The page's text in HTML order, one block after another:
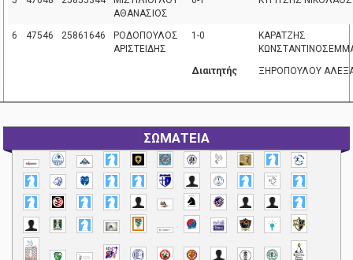
ΑΘΑΝΑΣΙΟΣ
6 47546 25861646
ΡΟΔΟΠΟΥΛΟΣ
ΑΡΙΣΤΕΙΔΗΣ
1-0
ΚΑΡΑΤΖΗΣ
Διαιτητής
ΞΗΡΟΠΟΥΛΟΥ
ΣΩΜΑΤΕΙΑ